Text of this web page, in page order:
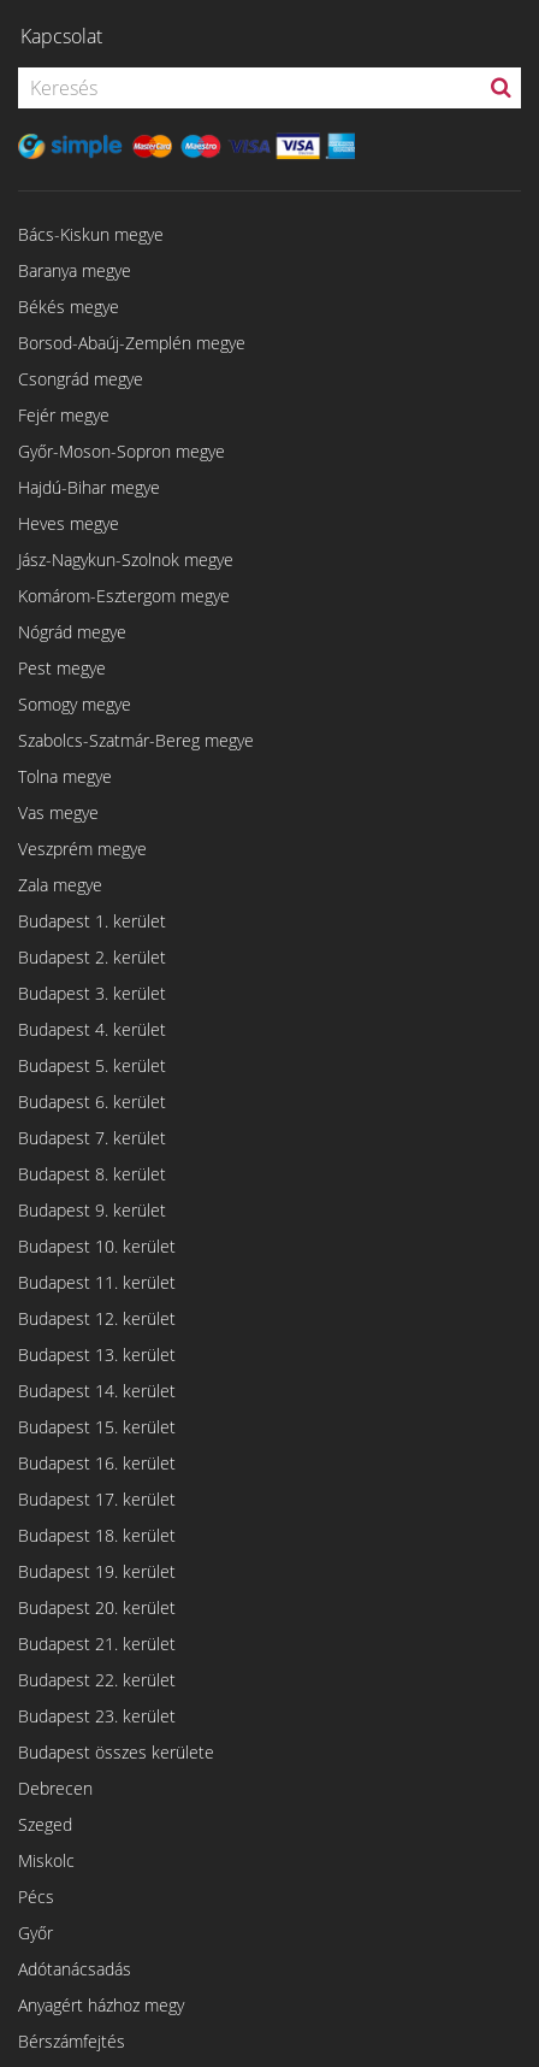
Kapcsolat
Bács-Kiskun megye
Baranya megye
Békés megye
Borsod-Abaúj-Zemplén megye
Csongrád megye
Fejér megye
Győr-Moson-Sopron megye
Hajdú-Bihar megye
Heves megye
Jász-Nagykun-Szolnok megye
Komárom-Esztergom megye
Nógrád megye
Pest megye
Somogy megye
Szabolcs-Szatmár-Bereg megye
Tolna megye
Vas megye
Veszprém megye
Zala megye
Budapest 1. kerület
Budapest 2. kerület
Budapest 3. kerület
Budapest 4. kerület
Budapest 5. kerület
Budapest 6. kerület
Budapest 7. kerület
Budapest 8. kerület
Budapest 9. kerület
Budapest 10. kerület
Budapest 11. kerület
Budapest 12. kerület
Budapest 13. kerület
Budapest 14. kerület
Budapest 15. kerület
Budapest 16. kerület
Budapest 17. kerület
Budapest 18. kerület
Budapest 19. kerület
Budapest 20. kerület
Budapest 21. kerület
Budapest 22. kerület
Budapest 23. kerület
Budapest összes kerülete
Debrecen
Szeged
Miskolc
Pécs
Győr
Adótanácsadás
Anyagért házhoz megy
Bérszámfejtés